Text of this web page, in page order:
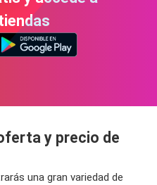
y precio de
una gran variedad de